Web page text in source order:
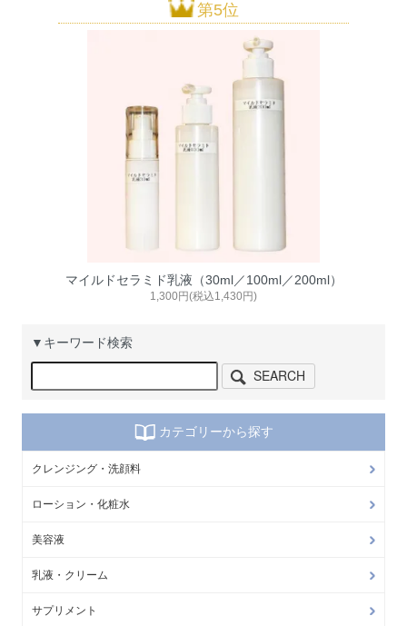
第5位
マイルドセラミド乳液（30ml／100ml／200ml）
1,300円(税込1,430円)
▼キーワード検索
SEARCH
カテゴリーから探す
クレンジング・洗顔料
ローション・化粧水
美容液
乳液・クリーム
サプリメント